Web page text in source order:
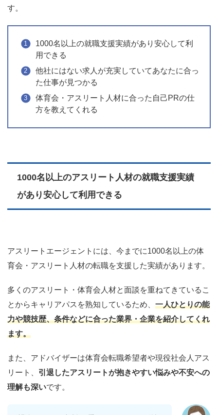
す。
1000名以上の就職支援実績があり安心して利
用できる
他社にはない求人が充実していてあなたに合っ
た仕事が見つかる
体育会・アスリート人材に合った自己PRの仕
方を教えてくれる
1000名以上のアスリート人材の就職支援実績
があり安心して利用できる
アスリートエージェントには、今までに1000名以上の体
育会・アスリート人材の転職を支援した実績があります。
多くのアスリート・体育会人材と面談を重ねてきているこ
とからキャリアパスを熟知しているため、 一人ひとりの能
力や競技歴、条件などに合った業界・企業を紹介してくれ
ます。
また、アドバイザーは体育会転職希望者や現役社会人アス
リート、 引退したアスリートが抱きやすい悩みや不安への
理解も深いです。